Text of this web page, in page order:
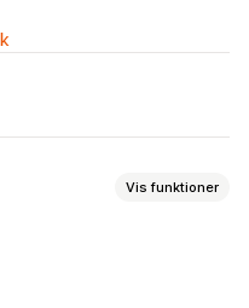
Vis funktioner